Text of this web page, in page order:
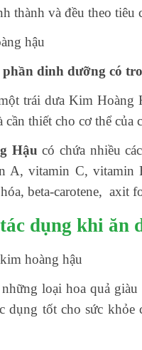
thành và đều theo tiêu
phần dinh dưỡng có
trái dưa Kim Hoàng
cần thiết cho cơ thể của
Hậu có chứa nhiều
A, vitamin C, vitamin
beta-carotene, axit
dụng khi ăn
loại hoa quả
dụng tốt cho sức